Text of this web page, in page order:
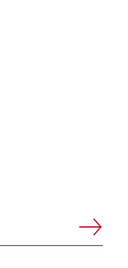
Weiter